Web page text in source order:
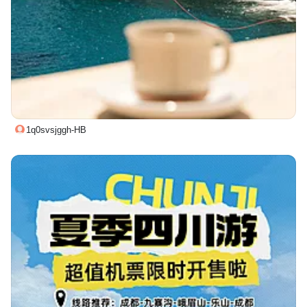
1q0svsjggh-HB